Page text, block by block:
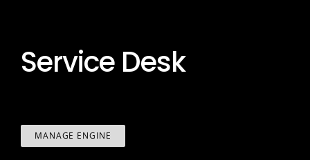
Service Desk
MANAGE ENGINE